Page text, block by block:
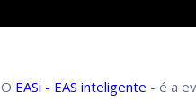
O EASi - EAS inteligente - é a